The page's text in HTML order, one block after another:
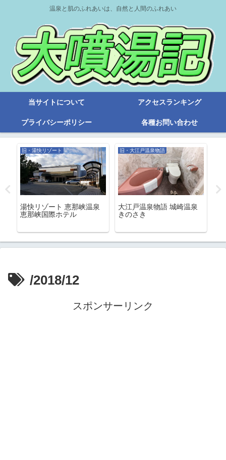
温泉と肌のふれあいは、自然と人間のふれあい
当サイトについて アクセスランキング
プライバシーポリシー 各種お問い合わせ
旧・湯快リゾート
湯快リゾート 恵那峡温泉
恵那峡国際ホテル
旧・大江戸温泉物語
大江戸温泉物語 城崎温泉
きのさき
た
/2018/12
スポンサーリンク